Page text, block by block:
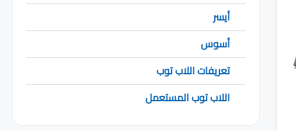
أيسر
أسوس
تعريفات اللاب توب
اللاب توب المستعمل